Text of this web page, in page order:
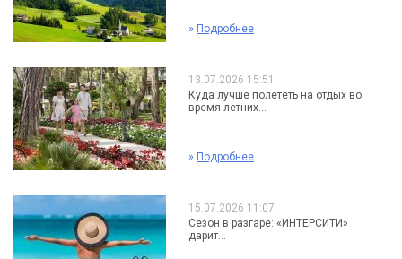
» Подробнее
13.07.2026 15:51
Куда лучше полететь на отдых во
время летних...
» Подробнее
15.07.2026 11:07
Сезон в разгаре: «ИНТЕРСИТИ»
дарит...